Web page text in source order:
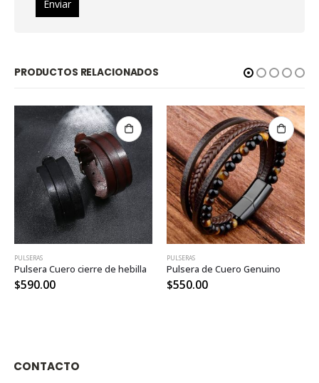
PRODUCTOS RELACIONADOS
PULSERAS
Pulsera Cuero cierre de hebilla
$590.00
PULSERAS
Pulsera de Cuero Genuino
$550.00
CONTACTO